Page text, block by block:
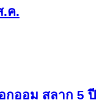
.ค.
กออม สลาก 5 ปี